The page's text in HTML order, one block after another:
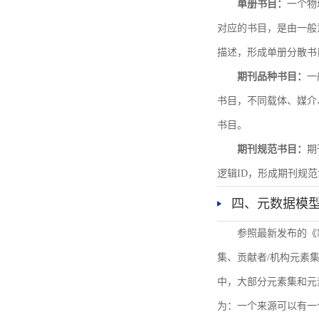
单册书目： 一个
对应的书目，是由一
描述，形成单册分散
期刊品种书目： 一
书目，不同载体、媒
书目。
期刊规范书目： 期
逻辑ID，形成期刊规
四、元数据模
参照最新发布的
集、贡献者/机构元素
中，大部分元素集和
为：一个来源可以有